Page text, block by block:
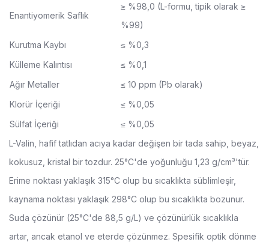
Enantiyomerik Saflık
≥ %98,0 (L-formu, tipik olarak ≥
%99)
Kurutma Kaybı
≤ %0,3
Külleme Kalıntısı
≤ %0,1
Ağır Metaller
≤ 10 ppm (Pb olarak)
Klorür İçeriği
≤ %0,05
Sülfat İçeriği
≤ %0,05
L-Valin, hafif tatlıdan acıya kadar değişen bir tada sahip, beyaz,
kokusuz, kristal bir tozdur. 25°C'de yoğunluğu 1,23 g/cm³'tür.
Erime noktası yaklaşık 315°C olup bu sıcaklıkta süblimleşir,
kaynama noktası yaklaşık 298°C olup bu sıcaklıkta bozunur.
Suda çözünür (25°C'de 88,5 g/L) ve çözünürlük sıcaklıkla
artar, ancak etanol ve eterde çözünmez. Spesifik optik dönme